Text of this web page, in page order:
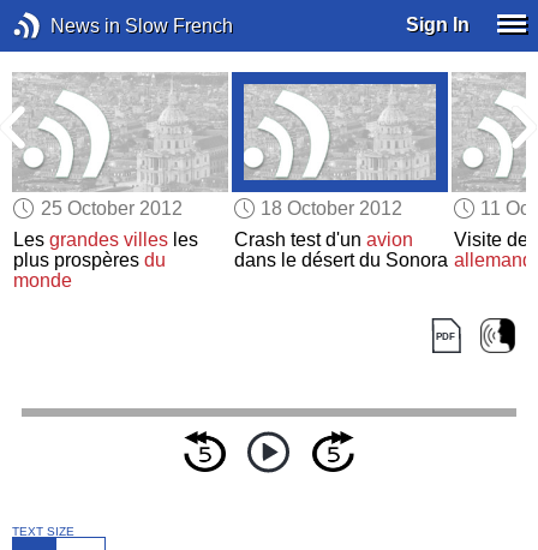
News in Slow French Sign In
25 October 2012
Lesgrandes villes les
plus prospèresdu
monde
18 October 2012
Crash test d'un avion
dans le désert du Sonora
11
Visite de
TEXT SIZE